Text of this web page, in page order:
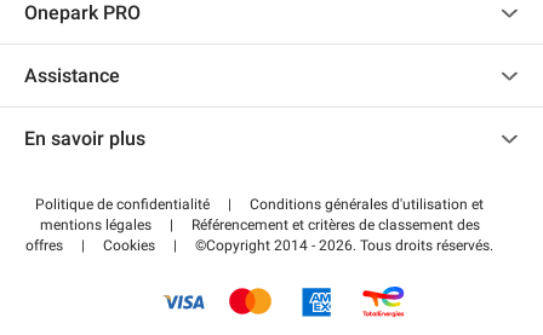
Recrutement
Onepark PRO
Accéder à mon espace partenaire
Assistance
Centre d'aide
Régler votre stationnement FLOW
En savoir plus
Wiki
Guide du stationnement
Politique de confidentialité |
Conditions générales d'utilisation et
mentions légales
|
Référencement et critères de classement des
offres
| Cookies | ©Copyright 2014 - 2026. Tous droits réservés.